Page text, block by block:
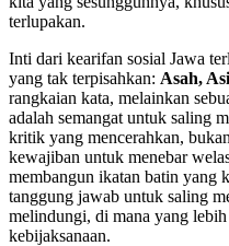
terlupakan.
Inti dari kearifan sosial Jawa
yang tak terpisahkan: Asah,
rangkaian kata, melainkan
adalah semangat untuk saling
kritik yang mencerahkan,
kewajiban untuk menebar
membangun ikatan batin yang
tanggung jawab untuk saling
melindungi, di mana yang
kebijaksanaan.